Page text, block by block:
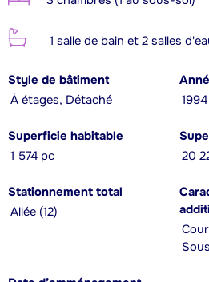
1 salle de bain et 2 salles
Style de bâtiment
À étages, Détaché
1994
Superficie habitable
1 574 pc
20
Stationnement total
Allée (12)